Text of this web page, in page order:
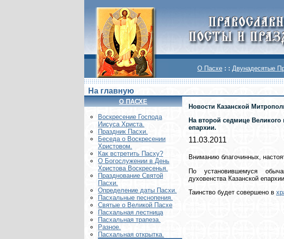
О Пасхе : : Двунадесятые
На главную
О ПАСХЕ
Воскреcение Господа
Иисуса Христа.
Праздник Пасхи.
Беседа о Воскресении
Христовом.
Как встретить Пасху?
О Богослужении в День
Христова Воскресенья.
Празднование Святой
Пасхи.
Определение даты Пасхи.
Пасхальные песнопения.
Святые о Великой Пасхе
Пасхальная лестница
Пасхальная трапеза.
Разное.
Пасхальная открытка.
Новости Казанской
На второй седмице
епархии.
11.03.2011
Вниманию благочинных,
По установившемуся
духовенства Казанской епархии.
Таинство будет совершено в